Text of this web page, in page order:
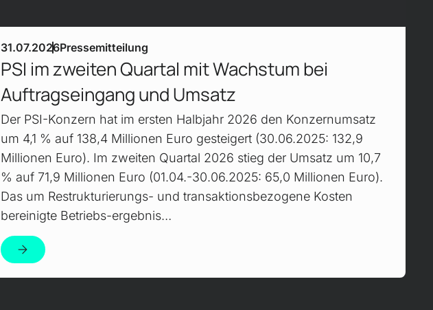
31.07.2026Pressemitteilung
PSI im zweiten Quartal mit Wachstum bei
Auftragseingang und Umsatz
Der PSI-Konzern hat im ersten Halbjahr 2026 den Konzernumsatz
um 4,1 % auf 138,4 Millionen Euro gesteigert (30.06.2025: 132,9
Millionen Euro). Im zweiten Quartal 2026 stieg der Umsatz um 10,7
% auf 71,9 Millionen Euro (01.04.-30.06.2025: 65,0 Millionen Euro).
Das um Restrukturierungs- und transaktionsbezogene Kosten
bereinigte Betriebs-ergebnis…